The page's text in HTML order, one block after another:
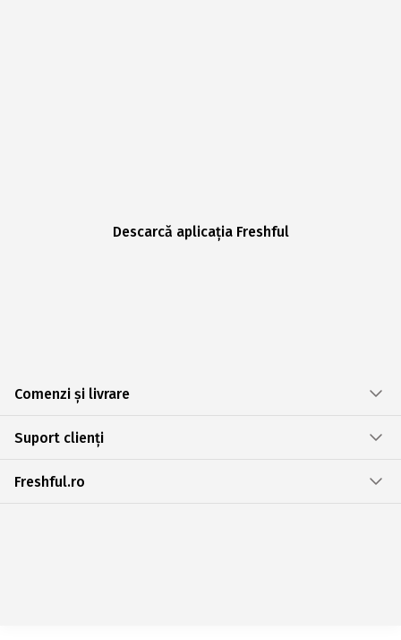
Descarcă aplicația Freshful
Comenzi și livrare
Suport clienți
Freshful.ro